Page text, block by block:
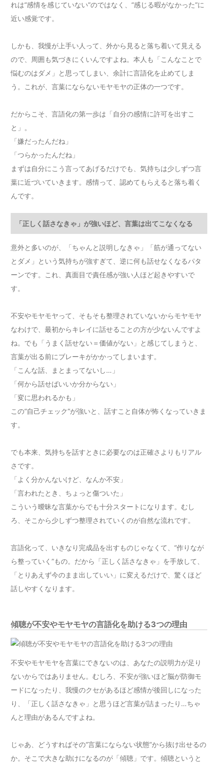
れは“感情を感じていない”のではなく、“感じる暇がなかった”に
近い感覚です。
しかも、我慢が上手い人って、外から見ると落ち着いて見える
ので、周囲も気づきにくいんですよね。本人も「こんなことで
悩むのはダメ」と思ってしまい、余計に言語化を止めてしま
う。これが、言葉にならないモヤモヤの正体の一つです。
だからこそ、言語化の第一歩は「自分の感情に許可を出すこ
と」。
「嫌だったんだね」
「つらかったんだね」
まずは自分にこう言ってあげるだけでも、気持ちは少しずつ言
葉に近づいていきます。感情って、認めてもらえると落ち着く
んです。
「正しく話さなきゃ」が強いほど、言葉は出てこなくなる
意外と多いのが、「ちゃんと説明しなきゃ」「筋が通ってない
とダメ」という気持ちが強すぎて、逆に何も話せなくなるパタ
ーンです。これ、真面目で責任感が強い人ほど起きやすいで
す。
不安やモヤモヤって、そもそも整理されていないからモヤモヤ
なわけで、最初からキレイに話せることの方が少ないんですよ
ね。でも「うまく話せない＝価値がない」と感じてしまうと、
言葉が出る前にブレーキがかかってしまいます。
「こんな話、まとまってないし…」
「何から話せばいいか分からない」
「変に思われるかも」
この“自己チェック”が強いと、話すこと自体が怖くなっていきま
す。
でも本来、気持ちを話すときに必要なのは正確さよりもリアル
さです。
「よく分かんないけど、なんか不安」
「言われたとき、ちょっと傷ついた」
こういう曖昧な言葉からでも十分スタートになります。むし
ろ、そこから少しずつ整理されていくのが自然な流れです。
言語化って、いきなり完成品を出すものじゃなくて、“作りなが
ら整っていく”もの。だから「正しく話さなきゃ」を手放して、
「とりあえず今のまま出していい」に変えるだけで、驚くほど
話しやすくなります。
傾聴が不安やモヤモヤの言語化を助ける3つの理由
不安やモヤモヤを言葉にできないのは、あなたの説明力が足り
ないからではありません。むしろ、不安が強いほど脳が防御モ
ードになったり、我慢のクセがあるほど感情が後回しになった
り、「正しく話さなきゃ」と思うほど言葉が詰まったり…ちゃ
んと理由があるんですよね。
じゃあ、どうすればその“言葉にならない状態”から抜け出せるの
か。そこで大きな助けになるのが「傾聴」です。傾聴というと